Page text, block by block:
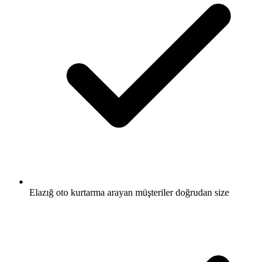
Elazığ oto kurtarma arayan müşteriler doğrudan size